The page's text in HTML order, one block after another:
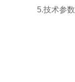
5.技术参